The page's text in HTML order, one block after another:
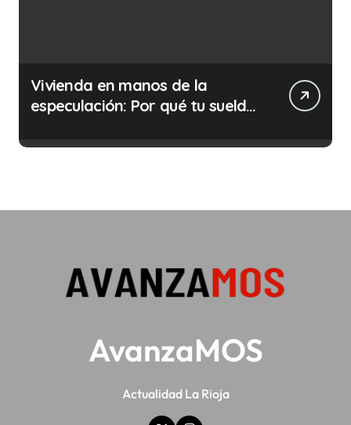
Vivienda en manos de la
especulación: Por qué tu sueldo
AvanzaMOS
Actualidad La Rioja